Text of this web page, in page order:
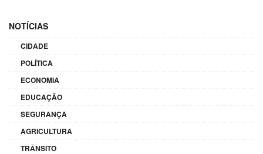
NOTÍCIAS
CIDADE
POLÍTICA
ECONOMIA
EDUCAÇÃO
SEGURANÇA
AGRICULTURA
TRÂNSITO